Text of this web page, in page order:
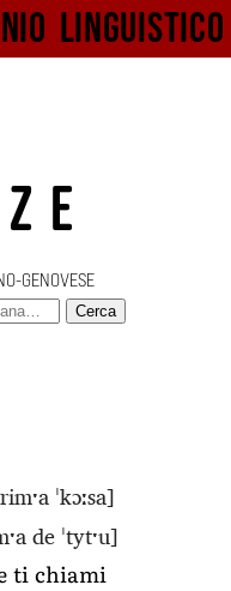
linguistico
GENOVESE
Cerca
ˈkɔːsa]
de ˈtytˑu]
ti chiami